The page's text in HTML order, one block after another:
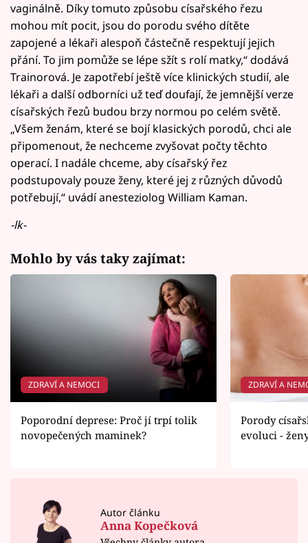
vaginálně. Díky tomuto způsobu císařského řezu
mohou mít pocit, jsou do porodu svého dítěte
zapojené a lékaři alespoň částečně respektují jejich
přání. To jim pomůže se lépe sžít s rolí matky,“ dodává
Trainorová. Je zapotřebí ještě více klinických studií, ale
lékaři a další odborníci už teď doufají, že jemnější verze
císařských řezů budou brzy normou po celém světě.
„Všem ženám, které se bojí klasických porodů, chci ale
připomenout, že nechceme zvyšovat počty těchto
operací. I nadále chceme, aby císařský řez
podstupovaly pouze ženy, které jej z různých důvodů
potřebují,“ uvádí anesteziolog William Kaman.
-lk-
Mohlo by vás taky zajímat:
ZDRAVÍ A NEMOCI
Poporodní deprese: Proč jí trpí tolik
novopečených maminek?
ZDRAVÍ A
Porody
evoluci -
Autor článku
Anna Kopečková